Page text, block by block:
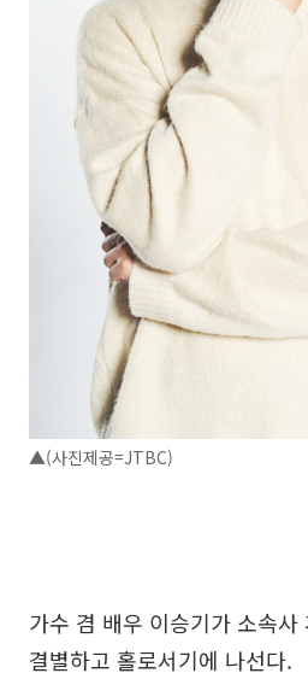
▲(사진제공=JTBC)
가수 겸 배우 이승기가 소속
결별하고 홀로서기에 나선다.